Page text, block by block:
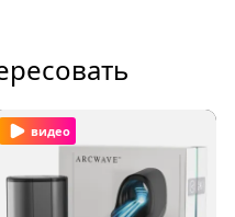
видео